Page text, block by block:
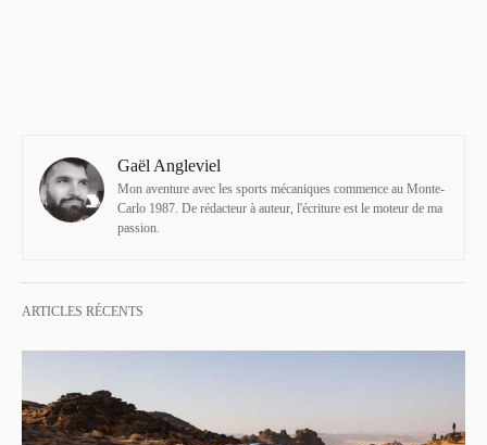
Gaël Angleviel
Mon aventure avec les sports mécaniques commence au Monte-
Carlo 1987. De rédacteur à auteur, l'écriture est le moteur de ma
passion.
ARTICLES RÉCENTS